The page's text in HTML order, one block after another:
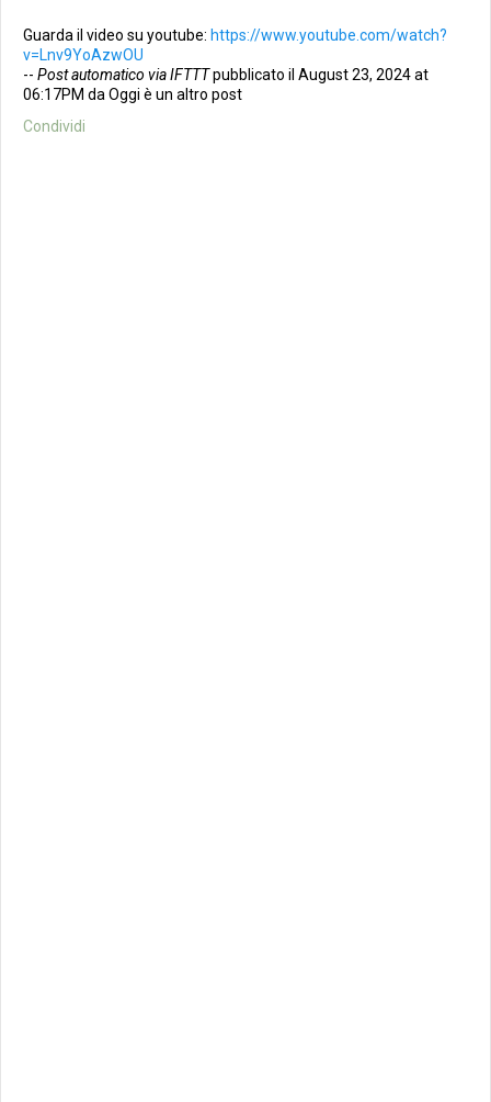
Guarda il video su youtube: https://www.youtube.com/watch?
v=Lnv9YoAzwOU
-- Post automatico via IFTTTpubblicato il August 23, 2024 at
06:17PM da Oggi è un altro post
Condividi